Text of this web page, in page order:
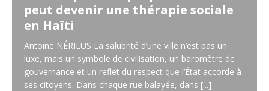
peut devenir une thérapie sociale
en Haïti
Antoine NÉRILUS La salubrité d’une ville n’est pas un
luxe, mais un symbole de civilisation, un baromètre de
gouvernance et un reflet du respect que l’État accorde à
ses citoyens. Dans chaque rue balayée, dans [...]